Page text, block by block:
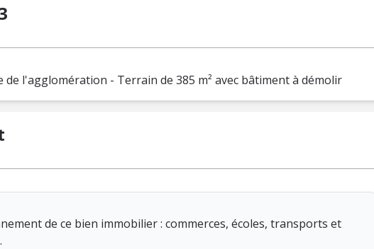
de l'agglomération - Terrain de 385 m² avec bâtiment à démolir
de ce bien immobilier : commerces, écoles, transports et